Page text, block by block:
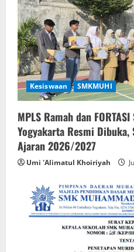
Kesiswaan SMKMUHI
MPLS Ramah dan
Yogyakarta Resmi Dibuka,
Ajaran 2026/2027
Umi 'Alimatul Khoiriyah